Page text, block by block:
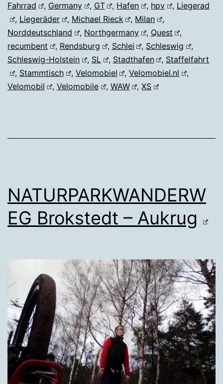
Fahrrad
, Germany , GT , Hafen , hpv , Liegerad
, Liegeräder , Michael Rieck , Milan
,
Norddeutschland
, Northgermany , Quest
,
recumbent
, Rendsburg , Schlei , Schleswig
,
Schleswig-Holstein
, SL , Stadthafen , Staffelfahrt
, Stammtisch , Velomobiel ,Velomobiel.nl
,
Velomobil
, Velomobile , WAW ,XS
NATURPARKWANDERW
EG Brokstedt – Aukrug